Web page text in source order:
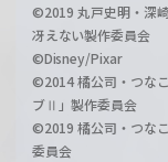
©2019 丸戸史明・深
冴えない製作委員会
©Disney/Pixar
©2014 橘公司・つな
ブⅡ」製作委員会
©2019 橘公司・つな
委員会